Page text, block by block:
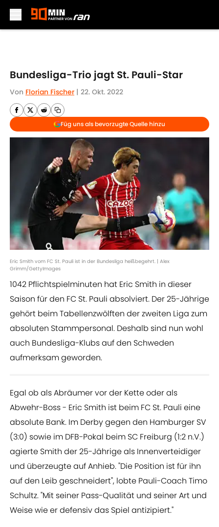
Bundesliga-Trio jagt St. Pauli-Star
Von Florian Fischer | 22. Okt. 2022
Füg uns als bevorzugte Quelle hinzu
Eric Smith vom FC St. Pauli ist in der Bundesliga heißbegehrt. | Alex
Grimm/GettyImages
1042 Pflichtspielminuten hat Eric Smith in dieser
Saison für den FC St. Pauli absolviert. Der 25-Jährige
gehört beim Tabellenzwölften der zweiten Liga zum
absoluten Stammpersonal. Deshalb sind nun wohl
auch Bundesliga-Klubs auf den Schweden
aufmerksam geworden.
Egal ob als Abräumer vor der Kette oder als
Abwehr-Boss - Eric Smith ist beim FC St. Pauli eine
absolute Bank. Im Derby gegen den Hamburger SV
(3:0) sowie im DFB-Pokal beim SC Freiburg (1:2 n.V.)
agierte Smith der 25-Jährige als Innenverteidiger
und überzeugte auf Anhieb. "Die Position ist für ihn
auf den Leib geschneidert", lobte Pauli-Coach Timo
Schultz. "Mit seiner Pass-Qualität und seiner Art und
Weise wie er defensiv das Spiel antizipiert."